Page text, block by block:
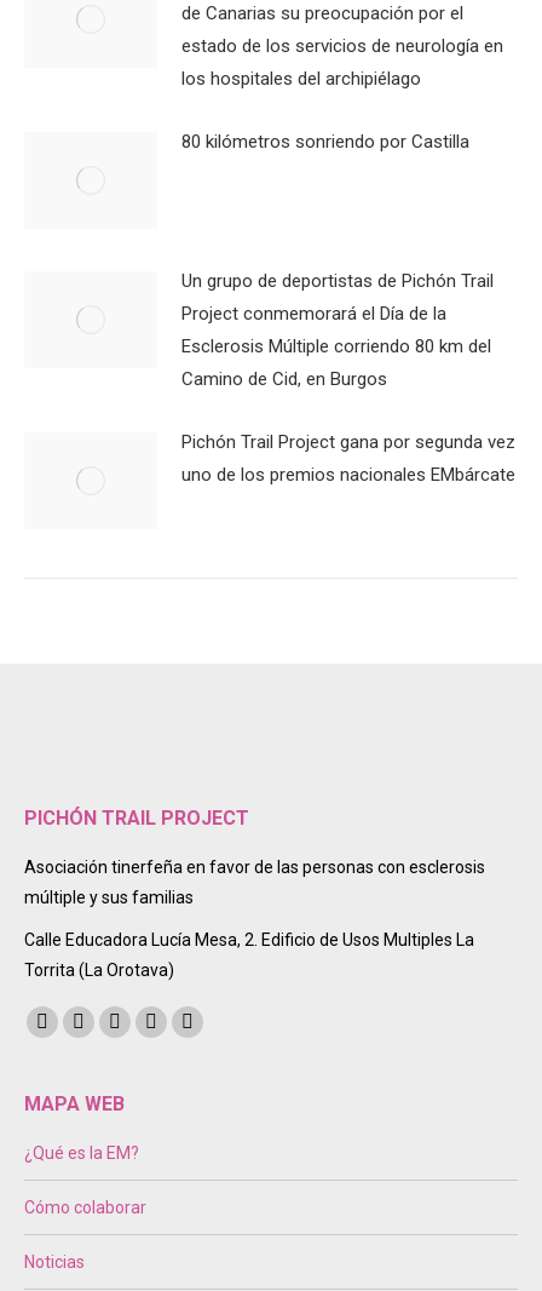
de Canarias su preocupación por el
estado de los servicios de neurología en
los hospitales del archipiélago
80 kilómetros sonriendo por Castilla
Un grupo de deportistas de Pichón Trail
Project conmemorará el Día de la
Esclerosis Múltiple corriendo 80 km del
Camino de Cid, en Burgos
Pichón Trail Project gana por segunda vez
uno de los premios nacionales EMbárcate
PICHÓN TRAIL PROJECT
Asociación tinerfeña en favor de las personas con esclerosis
múltiple y sus familias
Calle Educadora Lucía Mesa, 2. Edificio de Usos Multiples La
Torrita (La Orotava)
Encuéntranos en:
Facebook
opens
new
Twitter
opens
new
Instagram
opens
new
Mail Sitio
MAPA WEB
¿Qué es la EM?
Cómo colaborar
Noticias